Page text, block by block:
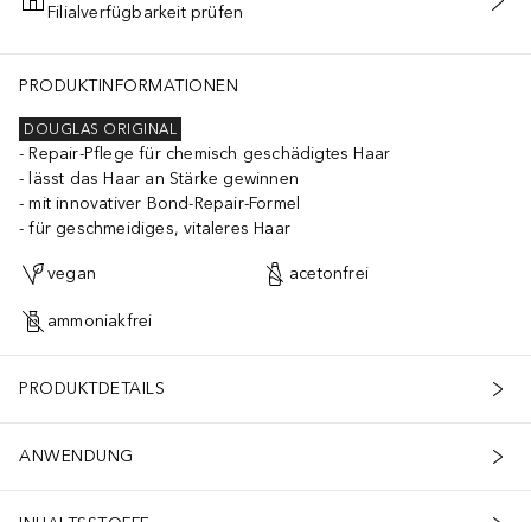
IN DEN WARENKORB
Filialverfügbarkeit prüfen
PRODUKTINFORMATIONEN
DOUGLAS ORIGINAL
Repair-Pflege für chemisch geschädigtes Haar
lässt das Haar an Stärke gewinnen
mit innovativer Bond-Repair-Formel
für geschmeidiges, vitaleres Haar
vegan acetonfrei
ammoniakfrei
PRODUKTDETAILS
ANWENDUNG